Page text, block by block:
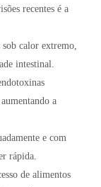
recentes é a
calor extremo,
intestinal.
a
e com
rápida.
de alimentos